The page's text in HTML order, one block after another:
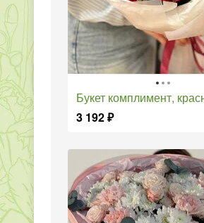
Букет комплимент,
3 192₽